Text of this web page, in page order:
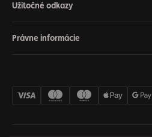
Užitočné odkazy
Právne informácie